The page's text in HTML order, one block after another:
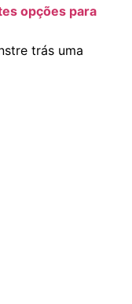
opções para
trás uma